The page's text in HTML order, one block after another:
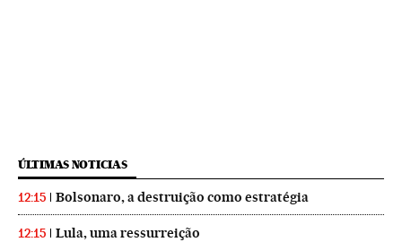
ÚLTIMAS NOTICIAS
12:15 Bolsonaro, a destruição como estratégia
12:15 Lula, uma ressurreição